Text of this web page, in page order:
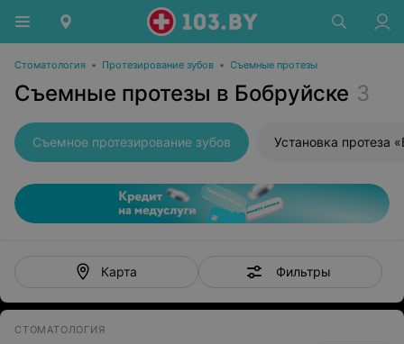
Стоматология • Протезирование зубов • Съемные протезы
Съемные протезы в Бобруйске 3
Съемное протезирование зубов Установка протеза
Карта Фильтры
СТОМАТОЛОГИЯ